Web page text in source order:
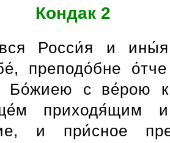
Кондак 2
Росси́я и
преподо́бне
Бо́жиею с ве́рою
приходя́щим и
и при́сное